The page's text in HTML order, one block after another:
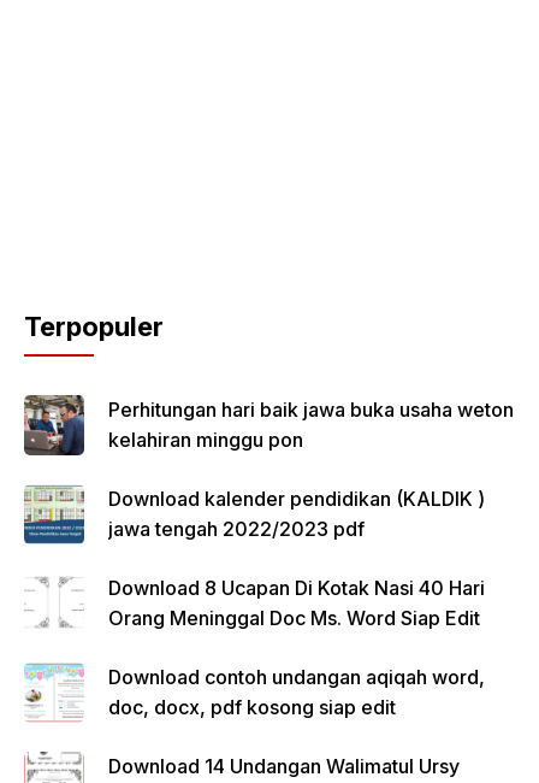
Terpopuler
Perhitungan hari baik jawa buka usaha weton
kelahiran minggu pon
Download kalender pendidikan (KALDIK )
jawa tengah 2022/2023 pdf
Download 8 Ucapan Di Kotak Nasi 40 Hari
Orang Meninggal Doc Ms. Word Siap Edit
Download contoh undangan aqiqah word,
doc, docx, pdf kosong siap edit
Download 14 Undangan Walimatul Ursy